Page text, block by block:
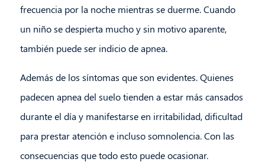
frecuencia por la noche mientras se duerme. Cuando
un niño se despierta mucho y sin motivo aparente,
también puede ser indicio de apnea.
Además de los síntomas que son evidentes. Quienes
padecen apnea del suelo tienden a estar más cansados
durante el día y manifestarse en irritabilidad, dificultad
para prestar atención e incluso somnolencia. Con las
consecuencias que todo esto puede ocasionar.